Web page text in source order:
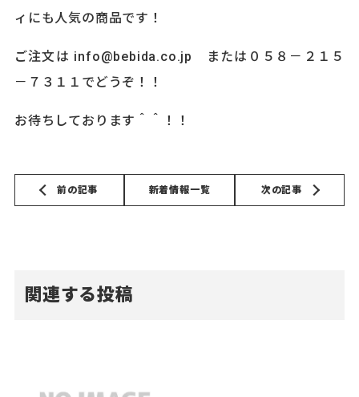
ィにも人気の商品です！
ご注文は info@bebida.co.jp または０５８－２１５
－７３１１でどうぞ！！
お待ちしております＾＾！！
前の記事 次の記事
新着情報一覧
関連する投稿